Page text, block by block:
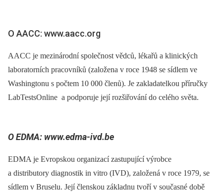
O AACC: www.aacc.org
AACC je mezinárodní společnost vědců, lékařů a klinických
laboratorních pracovníků (založena v roce 1948 se sídlem ve
Washingtonu s počtem 10 000 členů). Je zakladatelkou příručky
LabTestsOnline a podpo­ruje její rozšiřování do celého světa.
O EDMA: www.edma-ivd.be
EDMA je Evropskou organizací zastupující výrobce
a distributory diagnostik in vitro (IVD), založená v roce 1979, se
sídlem v Bruselu. Její členskou základnu tvoří v současné době